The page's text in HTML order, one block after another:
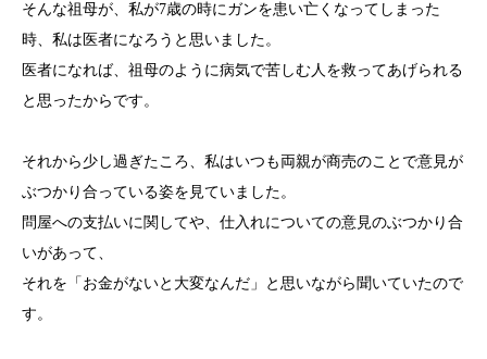
そんな祖母が、私が7歳の時にガンを患い亡くなってしまった
時、私は医者になろうと思いました。
医者になれば、祖母のように病気で苦しむ人を救ってあげられる
と思ったからです。
それから少し過ぎたころ、私はいつも両親が商売のことで意見が
ぶつかり合っている姿を見ていました。
問屋への支払いに関してや、仕入れについての意見のぶつかり合
いがあって、
それを「お金がないと大変なんだ」と思いながら聞いていたので
す。